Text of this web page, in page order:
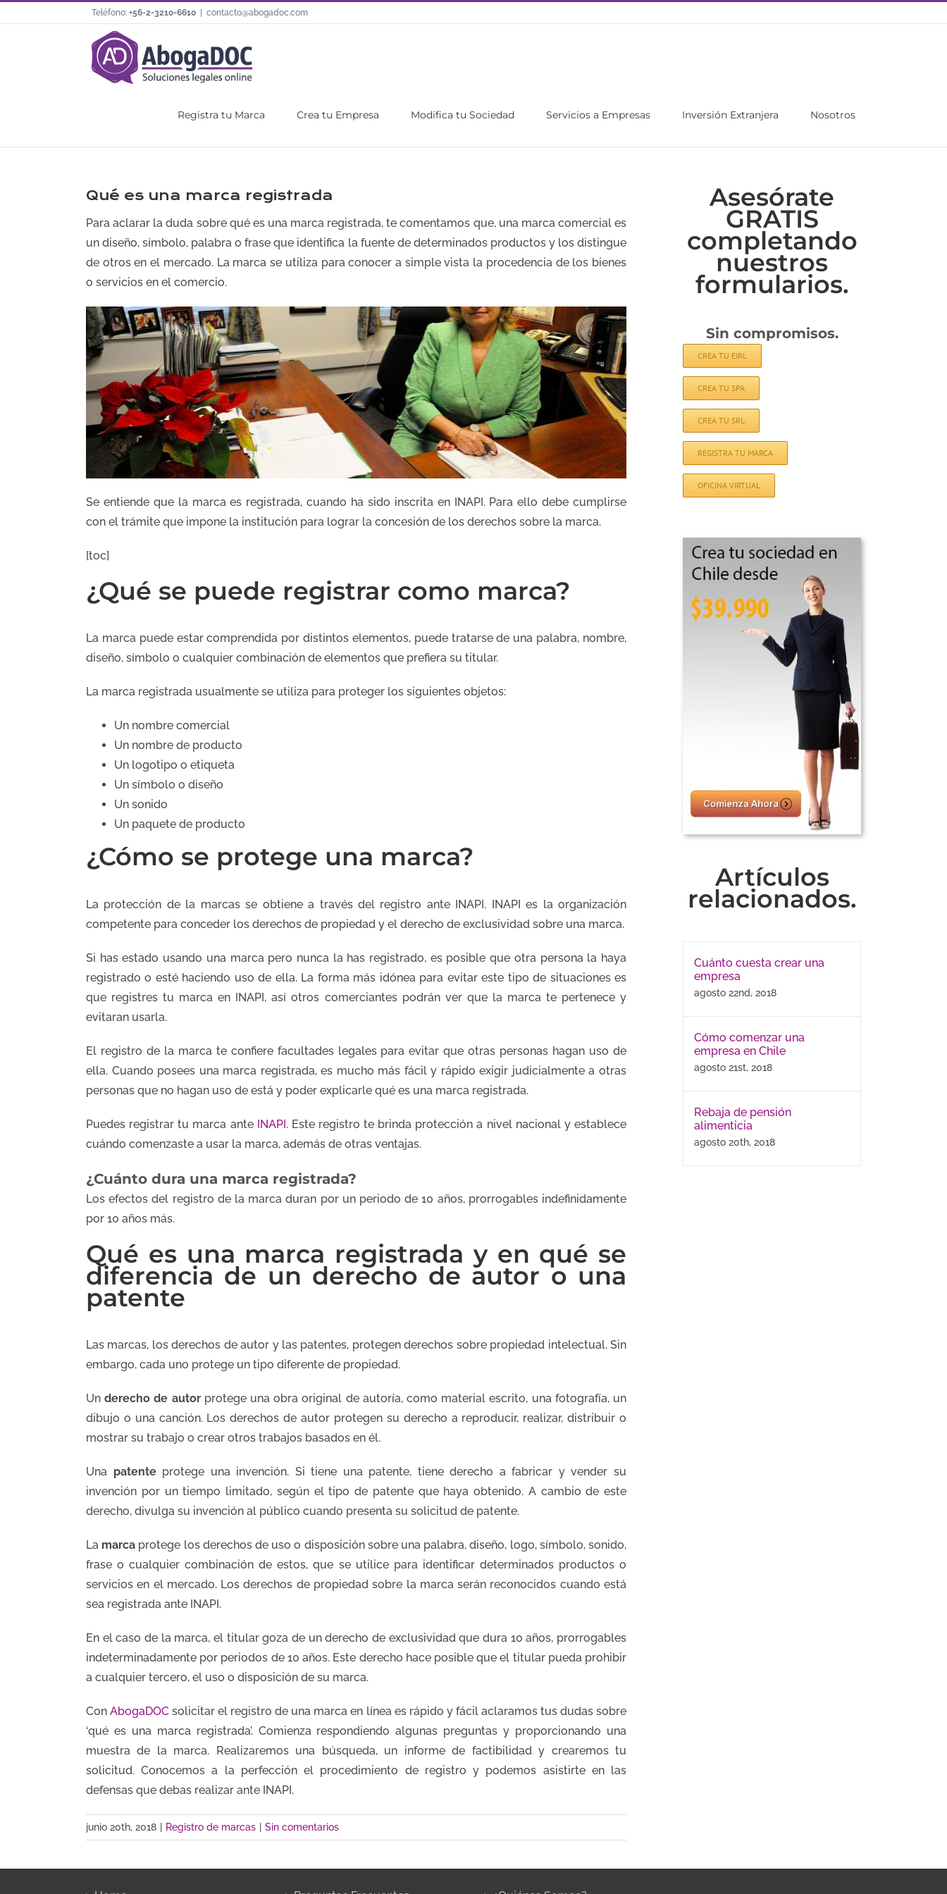
al
Teléfono: +56-2-3210-6610 contacto@abogadoc.com
Registra tu Marca Crea tu Empresa Modifica tu Sociedad Servicios a Empresas Inversión Extranjera Nosotros
Qué es una marca registrada
Para aclarar la duda sobre qué es una marca registrada, te comentamos que, una marca comercial es
un diseño, símbolo, palabra o frase que identifica la fuente de determinados productos y los distingue
de otros en el mercado. La marca se utiliza para conocer a simple vista la procedencia de los bienes
o servicios en el comercio.
Se entiende que la marca es registrada, cuando ha sido inscrita en INAPI. Para ello debe cumplirse
con el trámite que impone la institución para lograr la concesión de los derechos sobre la marca.
[toc]
¿Qué se puede registrar como marca?
La marca puede estar comprendida por distintos elementos, puede tratarse de una palabra, nombre,
diseño, símbolo o cualquier combinación de elementos que prefiera su titular.
La marca registrada usualmente se utiliza para proteger los siguientes objetos:
Un nombre comercial
Un nombre de producto
Un logotipo o etiqueta
Un símbolo o diseño
Un sonido
Un paquete de producto
¿Cómo se protege una marca?
La protección de la marcas se obtiene a través del registro ante INAPI. INAPI es la organización
competente para conceder los derechos de propiedad y el derecho de exclusividad sobre una marca.
Si has estado usando una marca pero nunca la has registrado, es posible que otra persona la haya
registrado o esté haciendo uso de ella. La forma más idónea para evitar este tipo de situaciones es
que registres tu marca en INAPI, así otros comerciantes podrán ver que la marca te pertenece y
evitaran usarla.
El registro de la marca te confiere facultades legales para evitar que otras personas hagan uso de
ella. Cuando posees una marca registrada, es mucho más fácil y rápido exigir judicialmente a otras
personas que no hagan uso de está y poder explicarle qué es una marca registrada.
Puedes registrar tu marca ante INAPI. Este registro te brinda protección a nivel nacional y establece
cuándo comenzaste a usar la marca, además de otras ventajas.
¿Cuánto dura una marca registrada?
Los efectos del registro de la marca duran por un periodo de 10 años, prorrogables indefinidamente
por 10 años más.
Qué es una marca registrada y en qué se
diferencia de un derecho de autor o una
patente
Las marcas, los derechos de autor y las patentes, protegen derechos sobre propiedad intelectual. Sin
embargo, cada uno protege un tipo diferente de propiedad.
Underecho de autorprotege una obra original de autoría, como material escrito, una fotografía, un
dibujo o una canción. Los derechos de autor protegen su derecho a reproducir, realizar, distribuir o
mostrar su trabajo o crear otros trabajos basados ​​en él.
Una patenteprotege una invención. Si tiene una patente, tiene derecho a fabricar y vender su
invención por un tiempo limitado, según el tipo de patente que haya obtenido. A cambio de este
derecho, divulga su invención al público cuando presenta su solicitud de patente.
La marca protege los derechos de uso o disposición sobre una palabra, diseño, logo, símbolo, sonido,
frase o cualquier combinación de estos, que se utilice para identificar determinados productos o
servicios en el mercado. Los derechos de propiedad sobre la marca serán reconocidos cuando está
sea registrada ante INAPI.
En el caso de la marca, el titular goza de un derecho de exclusividad que dura 10 años, prorrogables
indeterminadamente por periodos de 10 años. Este derecho hace posible que el titular pueda prohibir
a cualquier tercero, el uso o disposición de su marca.
ConAbogaDOC solicitar el registro de una marca en línea es rápido y fácil aclaramos tus dudas sobre
‘qué es una marca registrada’. Comienza respondiendo algunas preguntas y proporcionando una
muestra de la marca. Realizaremos una búsqueda, un informe de factibilidad y crearemos tu
solicitud. Conocemos a la perfección el procedimiento de registro y podemos asistirte en las
defensas que debas realizar ante INAPI.
junio 20th, 2018 Registro de marcas Sin comentarios
Asesórate
GRATIS
completando
nuestros
formularios.
Sin compromisos.
CREA TU EIRL
CREA TU SPA
CREA TU SRL
REGISTRA TU MARCA
OFICINA VIRTUAL
Artículos
relacionados.
Cuánto cuesta crear una
empresa
agosto 22nd, 2018
Cómo comenzar una
empresa en Chile
agosto 21st, 2018
Rebaja de pensión
alimenticia
agosto 20th, 2018